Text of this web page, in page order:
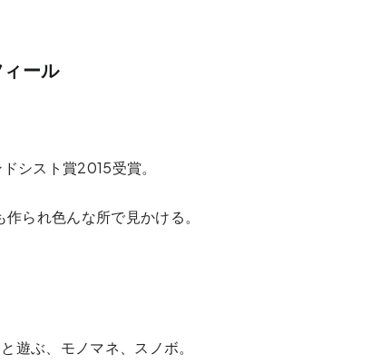
ール
シスト賞2015受賞。
られ色んな所で見かける。
遊ぶ、モノマネ、スノボ。